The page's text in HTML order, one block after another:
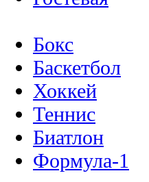
Бокс
Баскетбол
Хоккей
Теннис
Биатлон
Формула-1